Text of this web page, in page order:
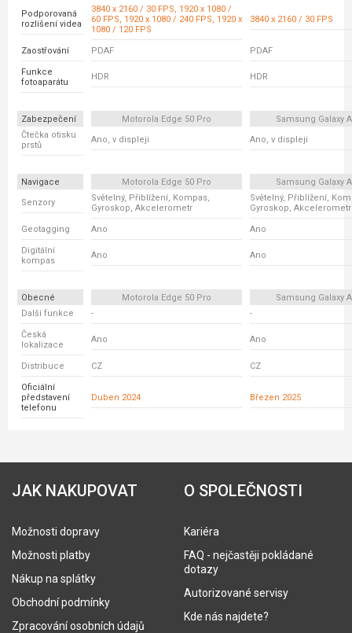
Podporovaná
rozlišení videa
3840 x 2160 / 30 FPS, 1920 x 1080 /
60 FPS, 1920 x 1080 / 240 FPS, 1920 x
1080 / 120 FPS
3840 x 2160 / 30 FPS
Zaostřování PDAF PDAF
Funkce
fotoaparátu
HDR HDR
Zabezpečení Motorola Edge 50 Pro
Samsung Galaxy
Čtečka otisku
prstů
Ano, v displeji Ano, v displeji
Navigace Motorola Edge 50 Pro
Samsung Galaxy
Senzory
Světelný, Přiblížení, Kompas,
Gyroskop, Akcelerometr
Světelný, Přiblížení,
Gyroskop, Akcelerometr
Geotagging Ano Ano
Digitální
kompas
Ano Ano
Obecné Motorola Edge 50 Pro
Samsung Galaxy
Další funkce
- -
Česká
lokalizace
Ano Ano
Distribuce CZ CZ
Oficiální
představení
telefonu
Duben 2024 Březen 2025
JAK NAKUPOVAT
Možnosti dopravy
Možnosti platby
Nákup na splátky
Obchodní podmínky
Zpracování osobních údajů
O SPOLEČNOSTI
Kariéra
FAQ - nejčastěji pokládané
dotazy
Autorizované servisy
Kde nás najdete?